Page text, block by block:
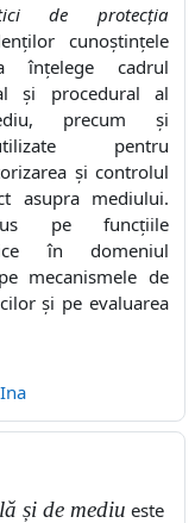
de protecția
cunoștințele
înțelege cadrul
și procedural al
precum și
pentru
și controlul
asupra mediului.
pe funcțiile
în domeniul
mecanismele de
și pe evaluarea
și de mediu este